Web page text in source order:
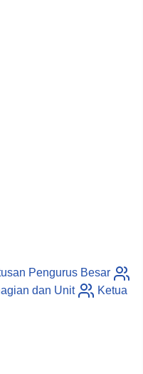
Pengurus Besar
dan Unit
Ketua